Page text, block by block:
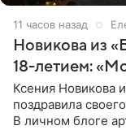
11 часов назад
Новикова из
18-летием:
Ксения Новикова
поздравила
В личном блоге